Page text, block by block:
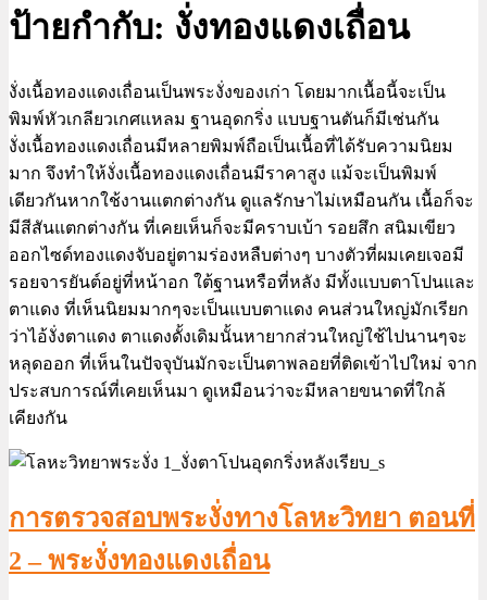
ป้ายกำกับ: งั่งทองแดงเถื่อน
งั่งเนื้อทองแดงเถื่อนเป็นพระงั่งของเก่า โดยมากเนื้อนี้จะเป็น
พิมพ์หัวเกลียวเกศแหลม ฐานอุดกริ่ง แบบฐานตันก็มีเช่นกัน
งั่งเนื้อทองแดงเถื่อนมีหลายพิมพ์ถือเป็นเนื้อที่ได้รับความนิยม
มาก จึงทำให้งั่งเนื้อทองแดงเถื่อนมีราคาสูง แม้จะเป็นพิมพ์
เดียวกันหากใช้งานแตกต่างกัน ดูแลรักษาไม่เหมือนกัน เนื้อก็จะ
มีสีสันแตกต่างกัน ที่เคยเห็นก็จะมีคราบเบ้า รอยสึก สนิมเขียว
ออกไซด์ทองแดงจับอยู่ตามร่องหลืบต่างๆ บางตัวที่ผมเคยเจอมี
รอยจารยันต์อยู่ที่หน้าอก ใต้ฐานหรือที่หลัง มีทั้งแบบตาโปนและ
ตาแดง ที่เห็นนิยมมากๆจะเป็นแบบตาแดง คนส่วนใหญ่มักเรียก
ว่าไอ้งั่งตาแดง ตาแดงดั้งเดิมนั้นหายากส่วนใหญ่ใช้ไปนานๆจะ
หลุดออก ที่เห็นในปัจจุบันมักจะเป็นตาพลอยที่ติดเข้าไปใหม่ จาก
ประสบการณ์ที่เคยเห็นมา ดูเหมือนว่าจะมีหลายขนาดที่ใกล้
เคียงกัน
การตรวจสอบพระงั่งทางโลหะวิทยา ตอนที่
2 – พระงั่งทองแดงเถื่อน